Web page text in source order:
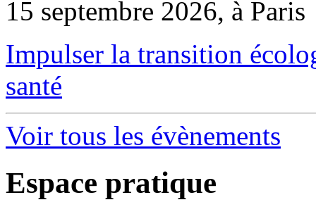
15 septembre 2026, à Paris
Impulser la transition
santé
Voir tous les évènements
Espace pratique